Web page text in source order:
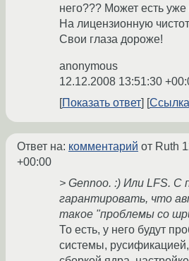
него??? Может есть
На лицензионную
Свои глаза дороже!
anonymous
12.12.2008 13:51:30
Показать ответ
Ссылка
Ответ на: комментарий от Ruth
+00:00
> Gennoo. :) Или LFS. С
гарантировать, что
такое "проблемы со
То есть, у него будут
системы,